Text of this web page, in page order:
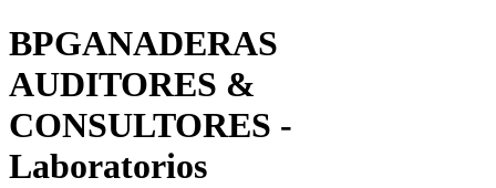
BPGANADERAS
AUDITORES &
CONSULTORES -
Laboratorios